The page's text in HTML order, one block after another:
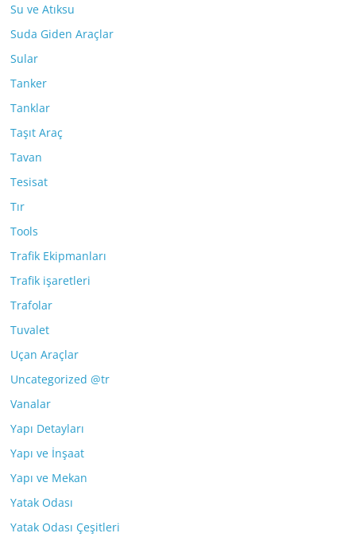
Su ve Atıksu
Suda Giden Araçlar
Sular
Tanker
Tanklar
Taşıt Araç
Tavan
Tesisat
Tır
Tools
Trafik Ekipmanları
Trafik işaretleri
Trafolar
Tuvalet
Uçan Araçlar
Uncategorized @tr
Vanalar
Yapı Detayları
Yapı ve İnşaat
Yapı ve Mekan
Yatak Odası
Yatak Odası Çeşitleri